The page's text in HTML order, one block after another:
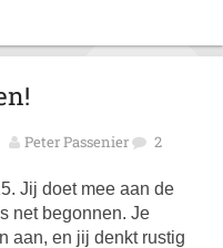
Peter Passenier 2
Jij doet mee aan de
net begonnen. Je
aan, en jij denkt rustig